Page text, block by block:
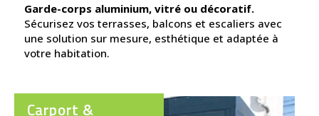
Garde-corps aluminium, vitré ou décoratif.
Sécurisez vos terrasses, balcons et escaliers avec
une solution sur mesure, esthétique et adaptée à
votre habitation.
Carport &